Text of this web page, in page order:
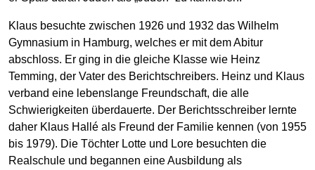
Klaus besuchte zwischen 1926 und 1932 das Wilhelm
Gymnasium in Hamburg, welches er mit dem Abitur
abschloss. Er ging in die gleiche Klasse wie Heinz
Temming, der Vater des Berichtschreibers. Heinz und Klaus
verband eine lebenslange Freundschaft, die alle
Schwierigkeiten überdauerte. Der Berichtsschreiber lernte
daher Klaus Hallé als Freund der Familie kennen (von 1955
bis 1979). Die Töchter Lotte und Lore besuchten die
Realschule und begannen eine Ausbildung als